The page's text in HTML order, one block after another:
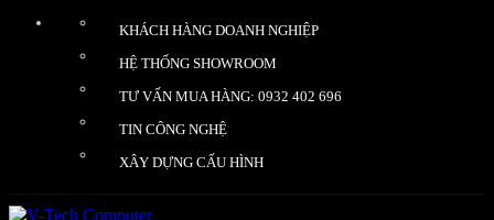
KHÁCH HÀNG DOANH NGHIỆP
HỆ THỐNG SHOWROOM
TƯ VẤN MUA HÀNG: 0932 402 696
TIN CÔNG NGHỆ
XÂY DỰNG CẤU HÌNH